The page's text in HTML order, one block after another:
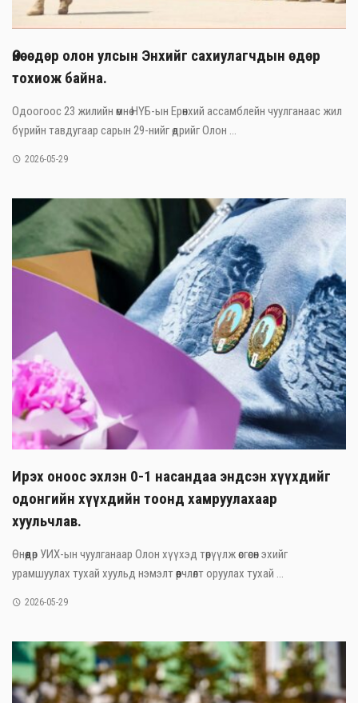
Өнөөдөр олон улсын Энхийг сахиулагчдын өдөр
тохиож байна.
Одоогоос 23 жилийн өмнө НҮБ-ын Ерөнхий ассамблейн чуулганаас жил
бүрийн тавдугаар сарын 29-нийг өдрийг Олон ...
2026-05-29
Ирэх оноос эхлэн 0-1 насандаа эндсэн хүүхдийг
одонгийн хүүхдийн тоонд хамруулахаар
хуульчлав.
Өнөөдөр УИХ-ын чуулганаар Олон хүүхэд төрүүлж өсгөсөн эхийг
урамшуулах тухай хуульд нэмэлт өөрчлөлт оруулах тухай ...
2026-05-29